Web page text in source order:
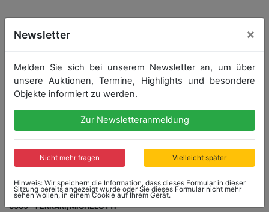
6569 - FERRARI/MICHELOTTI
Newsletter ×
Melden Sie sich bei unserem Newsletter an, um über
unsere Auktionen, Termine, Highlights und besondere
Objekte informiert zu werden.
Zur Newsletteranmeldung
Nicht mehr fragen Vielleicht später
Hinweis: Wir speichern die Information, dass dieses Formular in dieser
Sitzung bereits angezeigt wurde oder Sie dieses Formular nicht mehr
sehen wollen, in einem Cookie auf Ihrem Gerät.